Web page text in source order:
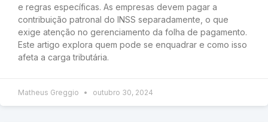
e regras específicas. As empresas devem pagar a
contribuição patronal do INSS separadamente, o que
exige atenção no gerenciamento da folha de pagamento.
Este artigo explora quem pode se enquadrar e como isso
afeta a carga tributária.
Matheus Greggio outubro 30, 2024